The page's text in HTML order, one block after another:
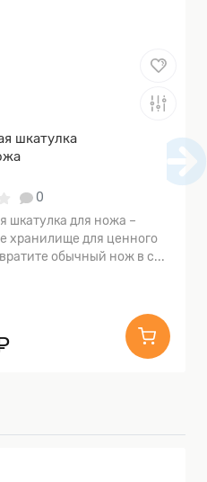
шкатулка
0
шкатулка для ножа –
хранилище для ценного
обычный нож в с...